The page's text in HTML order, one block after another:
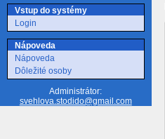
Vstup do systémy
Login
Nápoveda
Nápoveda
Dôležité osoby
Administrátor:
svehlova.stodido@gmail.com